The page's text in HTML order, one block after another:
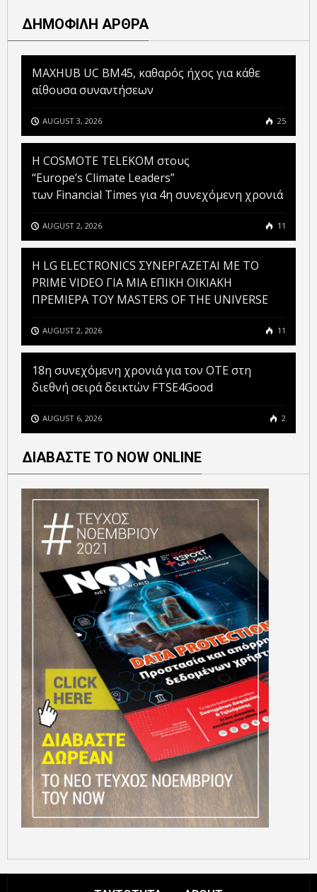
ΔΗΜΟΦΙΛΗ ΑΡΘΡΑ
MAXHUB UC BM45, καθαρός ήχος για κάθε
αίθουσα συναντήσεων
AUGUST 3, 2026 25
Η COSMOTE TELEKOM στους
“Europe’s Climate Leaders”
των Financial Times για 4η συνεχόμενη χρονιά
AUGUST 2, 2026 11
H LG ELECTRONICS ΣΥΝΕΡΓΑΖΕΤΑΙ ΜΕ ΤΟ
PRIME VIDEO ΓΙΑ ΜΙΑ ΕΠΙΚΗ ΟΙΚΙΑΚΗ
ΠΡΕΜΙΕΡΑ ΤΟΥ MASTERS OF THE UNIVERSE
AUGUST 2, 2026 11
18η συνεχόμενη χρονιά για τον ΟΤΕ στη
διεθνή σειρά δεικτών FTSE4Good
AUGUST 6, 2026 2
ΔΙΑΒΑΣΤΕ ΤΟ NOW ONLINE